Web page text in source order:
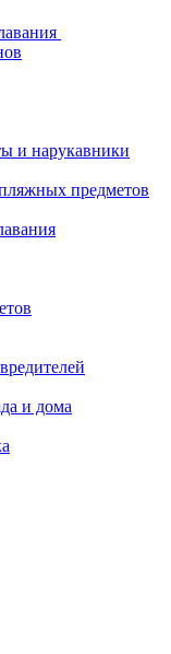
и нарукавники
предметов
и дома